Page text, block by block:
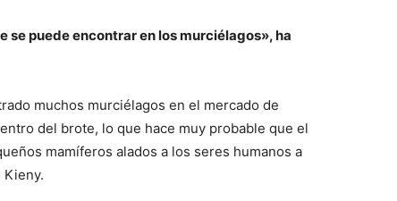
se puede encontrar en los murciélagos», ha
muchos murciélagos en el mercado de
del brote, lo que hace muy probable que el
mamíferos alados a los seres humanos a
Kieny.